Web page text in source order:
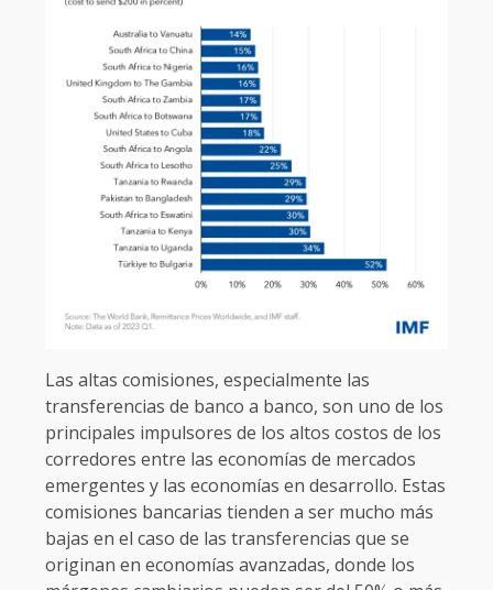
Las altas comisiones, especialmente las
transferencias de banco a banco, son uno de los
principales impulsores de los altos costos de los
corredores entre las economías de mercados
emergentes y las economías en desarrollo. Estas
comisiones bancarias tienden a ser mucho más
bajas en el caso de las transferencias que se
originan en economías avanzadas, donde los